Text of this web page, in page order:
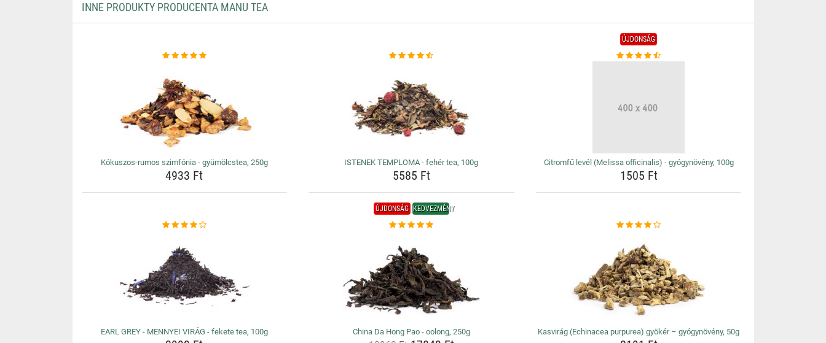
INNE PRODUKTY PRODUCENTA MANU TEA
Kókuszos-rumos szimfónia - gyümölcstea, 250g
4933 Ft
ISTENEK TEMPLOMA - fehér tea, 100g
5585 Ft
ÚJDONSÁG
Citromfű levél (Melissa officinalis) - gyógynövény, 100g
1505 Ft
EARL GREY - MENNYEI VIRÁG - fekete tea, 100g
ÚJDONSÁG KEDVEZMÉNY
China Da Hong Pao - oolong, 250g Kasvirág (Echinacea purpurea) gyökér – gyógynövény, 50g